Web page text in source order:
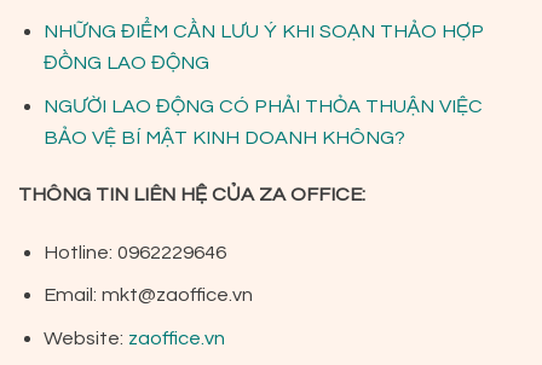
NHỮNG ĐIỂM CẦN LƯU Ý KHI SOẠN THẢO HỢP
ĐỒNG LAO ĐỘNG
NGƯỜI LAO ĐỘNG CÓ PHẢI THỎA THUẬN VIỆC
BẢO VỆ BÍ MẬT KINH DOANH KHÔNG?
THÔNG TIN LIÊN HỆ CỦA ZA OFFICE:
Hotline: 0962229646
Email:mkt@zaoffice.vn
Website: zaoffice.vn